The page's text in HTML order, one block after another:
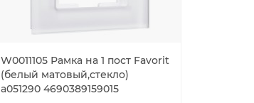
W0011105 Рамка на 1 пост Favorit
(белый матовый,стекло)
a051290 4690389159015